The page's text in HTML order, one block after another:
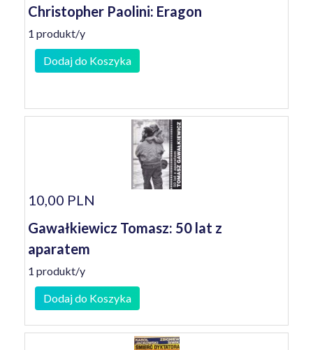
Christopher Paolini: Eragon
1 produkt/y
Dodaj do Koszyka
10,00 PLN
Gawałkiewicz Tomasz: 50 lat z
aparatem
1 produkt/y
Dodaj do Koszyka